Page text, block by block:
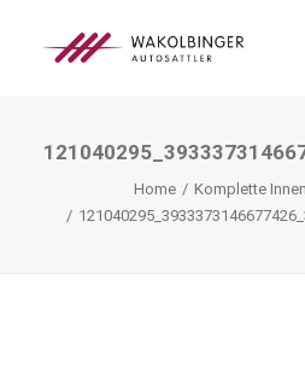
ÜBER UNS
LEISTUNGENHome
Komplette